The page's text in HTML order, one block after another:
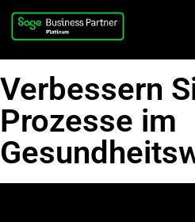
Verbessern
Prozesse im